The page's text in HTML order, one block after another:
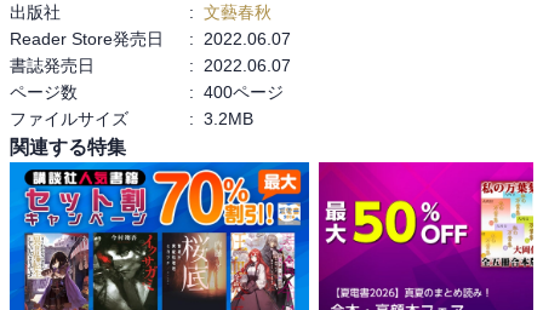
武術の達人が出てくる歴史小説は面白いと思いました！！！
それと、三国志や水滸伝以外の歴史を埋めていきたいと改めて思い
ました！！
本作の注目部分は安史の乱に対して市井の人々が何と思っている
か、地方の人々が何と思っているか？官僚達の思いと地方公務員の
思いと市井に生きる人々の思いの差が注目の部分です。
今後、政治に携わろうとする人達には読んでほしいと思いました。
出版社
: 文藝春秋
Reader Store発売日
:
2022.06.07
書誌発売日
:
2022.06.07
ページ数
: 400ページ
ファイルサイズ
: 3.2MB
関連する特集